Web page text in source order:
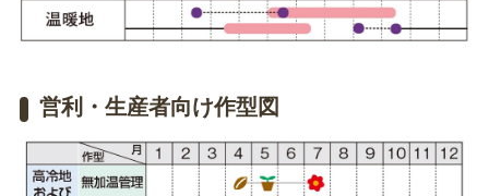
営利・生産者向け作型図